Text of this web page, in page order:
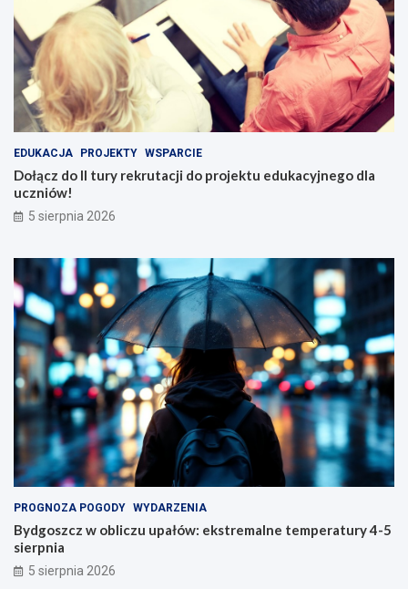
EDUKACJA PROJEKTY WSPARCIE
Dołącz do II tury rekrutacji do projektu edukacyjnego dla
uczniów!
5 sierpnia 2026
PROGNOZA POGODY WYDARZENIA
Bydgoszcz w obliczu upałów: ekstremalne temperatury 4-5
sierpnia
5 sierpnia 2026